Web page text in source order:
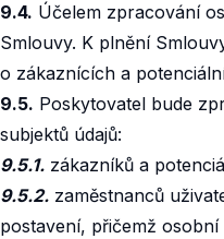
9.4. Účelem zpracování
Smlouvy. K plnění
o zákaznících a
9.5. Poskytovatel bude
subjektů údajů:
9.5.1. zákazníků a
9.5.2. zaměstnanců
postavení, přičemž